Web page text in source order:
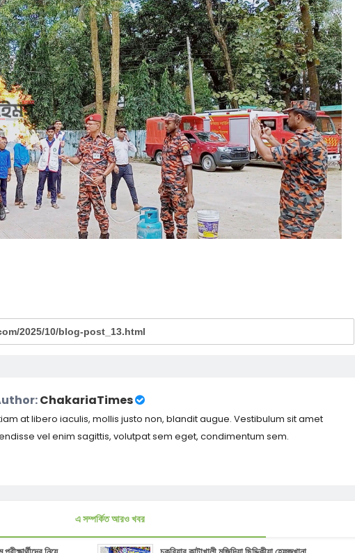
ChakariaTimes
at libero iaculis, mollis justo non, blandit augue. Vestibulum sit amet
vel enim sagittis, volutpat sem eget, condimentum sem.
এ সম্পর্কিত আরও খবর